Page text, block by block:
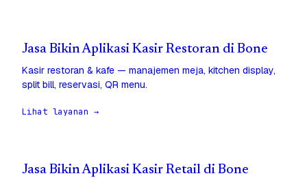
Jasa Bikin Aplikasi Kasir Restoran di Bone
Kasir restoran & kafe — manajemen meja, kitchen display,
split bill, reservasi, QR menu.
Lihat layanan →
Jasa Bikin Aplikasi Kasir Retail di Bone